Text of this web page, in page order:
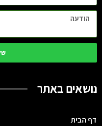
נושאים באתר
דף הבית